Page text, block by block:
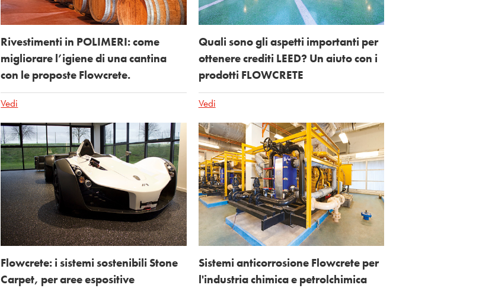
Rivestimenti in POLIMERI: come
migliorare l’igiene di una cantina
con le proposte Flowcrete.
Vedi
Quali sono gli aspetti importanti per
ottenere crediti LEED? Un aiuto con i
prodotti FLOWCRETE
Vedi
Flowcrete: i sistemi sostenibili Stone
Carpet, per aree espositive
Sistemi anticorrosione Flowcrete per
l'industria chimica e petrolchimica